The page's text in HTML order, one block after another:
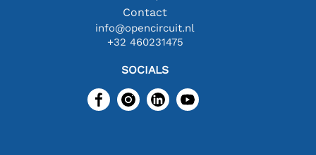
Contact
info@opencircuit.nl
+32 460231475
SOCIALS